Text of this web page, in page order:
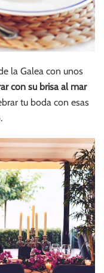
la Galea con unos
con su brisa al mar
tu boda con esas